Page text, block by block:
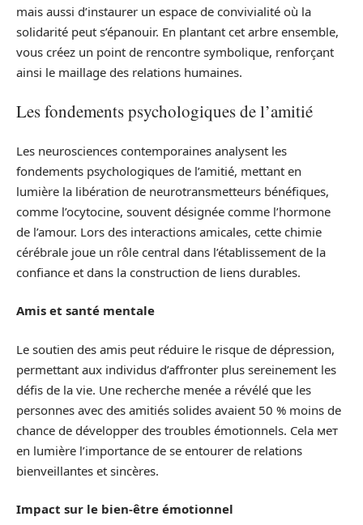
mais aussi d’instaurer un espace de convivialité où la
solidarité peut s’épanouir. En plantant cet arbre ensemble,
vous créez un point de rencontre symbolique, renforçant
ainsi le maillage des relations humaines.
Les fondements psychologiques de l’amitié
Les neurosciences contemporaines analysent les
fondements psychologiques de l’amitié, mettant en
lumière la libération de neurotransmetteurs bénéfiques,
comme l’ocytocine, souvent désignée comme l’hormone
de l’amour. Lors des interactions amicales, cette chimie
cérébrale joue un rôle central dans l’établissement de la
confiance et dans la construction de liens durables.
Amis et santé mentale
Le soutien des amis peut réduire le risque de dépression,
permettant aux individus d’affronter plus sereinement les
défis de la vie. Une recherche menée a révélé que les
personnes avec des amitiés solides avaient 50 % moins de
chance de développer des troubles émotionnels. Cela мет
en lumière l’importance de se entourer de relations
bienveillantes et sincères.
Impact sur le bien-être émotionnel